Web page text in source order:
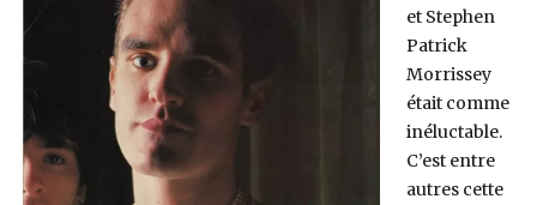
et Stephen
Patrick
Morrissey
était comme
inéluctable.
C’est entre
autres cette